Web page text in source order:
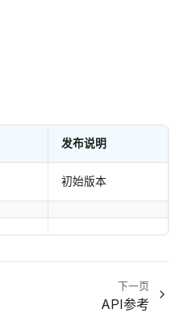
发布说明
初始版本
下一页
API参考